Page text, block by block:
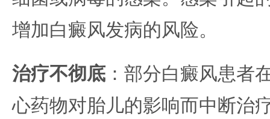
增加白癜风发病的风险。
治疗不彻底 ：部分白癜风患者
心药物对胎儿的影响而中断治